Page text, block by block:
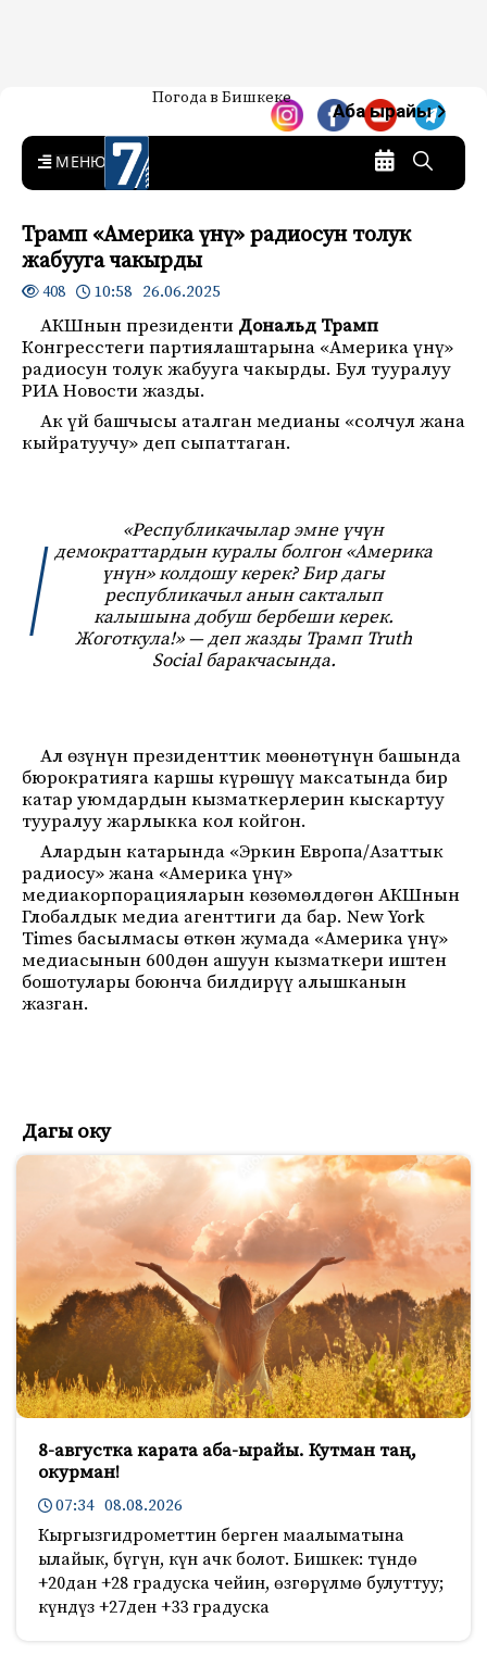
7-канал. Жаңылыктар —
Кыргызстан
Жаңылыктар — Кыргызстан
Погода в Бишкеке
Аба ырайы
MENU
Трамп «Америка үнү» радиосун толук
жабууга чакырды
408 10:58 26.06.2025
АКШнын президенти Дональд Трамп
Конгресстеги партиялаштарына «Америка үнү»
радиосун толук жабууга чакырды. Бул тууралуу
РИА Новости жазды.
Ак үй башчысы аталган медианы «солчул жана
кыйратуучу» деп сыпаттаган.
«Республикачылар эмне үчүн
демократтардын куралы болгон «Америка
үнүн» колдошу керек? Бир дагы
республикачыл анын сакталып
калышына добуш бербеши керек.
Жоготкула!» — деп жазды Трамп Truth
Social баракчасында.
Ал өзүнүн президенттик мөөнөтүнүн башында
бюрократияга каршы күрөшүү максатында бир
катар уюмдардын кызматкерлерин кыскартуу
тууралуу жарлыкка кол койгон.
Алардын катарында «Эркин Европа/Азаттык
радиосу» жана «Америка үнү»
медиакорпорацияларын көзөмөлдөгөн АКШнын
Глобалдык медиа агенттиги да бар. New York
Times басылмасы өткөн жумада «Америка үнү»
медиасынын 600дөн ашуун кызматкери иштен
бошотулары боюнча билдирүү алышканын
жазган.
Дагы оку
8-августка карата аба-ырайы. Кутман таң,
окурман!
07:34 08.08.2026
Кыргызгидрометтин берген маалыматына
ылайык, бүгүн, күн ачк болот. Бишкек: түндө
+20дан +28 градуска чейин, өзгөрүлмө булуттуу;
күндүз +27ден +33 градуска